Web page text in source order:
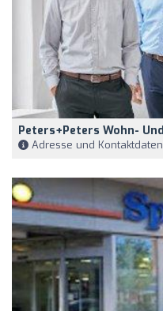
Peters+Peters Wohn-
Adresse und